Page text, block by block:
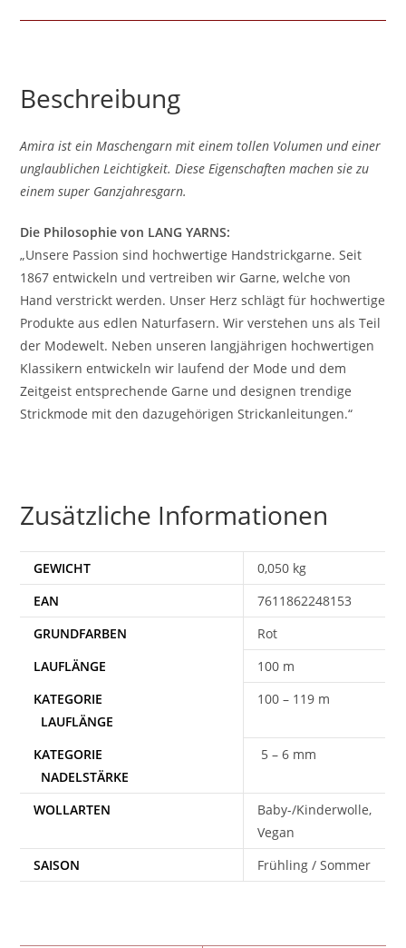
Beschreibung
Amira ist ein Maschengarn mit einem tollen Volumen und einer
unglaublichen Leichtigkeit. Diese Eigenschaften machen sie zu
einem super Ganzjahresgarn.
Die Philosophie von LANG YARNS:
„Unsere Passion sind hochwertige Handstrickgarne. Seit
1867 entwickeln und vertreiben wir Garne, welche von
Hand verstrickt werden. Unser Herz schlägt für hochwertige
Produkte aus edlen Naturfasern. Wir verstehen uns als Teil
der Modewelt. Neben unseren langjährigen hochwertigen
Klassikern entwickeln wir laufend der Mode und dem
Zeitgeist entsprechende Garne und designen trendige
Strickmode mit den dazugehörigen Strickanleitungen.“
Zusätzliche Informationen
GEWICHT
0,050 kg
EAN
7611862248153
Rot
100 m
100 – 119 m
5 – 6 mm
WOLLARTEN
Baby-/Kinderwolle,
Vegan
SAISON
Frühling / Sommer